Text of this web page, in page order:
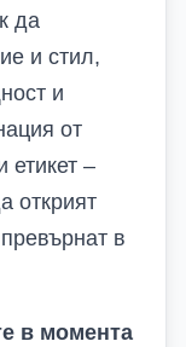
да
и стил,
и
от
етикет –
открият
в
в момента